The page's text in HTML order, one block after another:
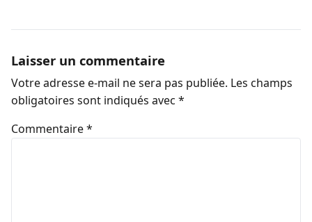
Laisser un commentaire
Votre adresse e-mail ne sera pas publiée. Les champs
obligatoires sont indiqués avec *
Commentaire*